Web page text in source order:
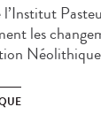
les